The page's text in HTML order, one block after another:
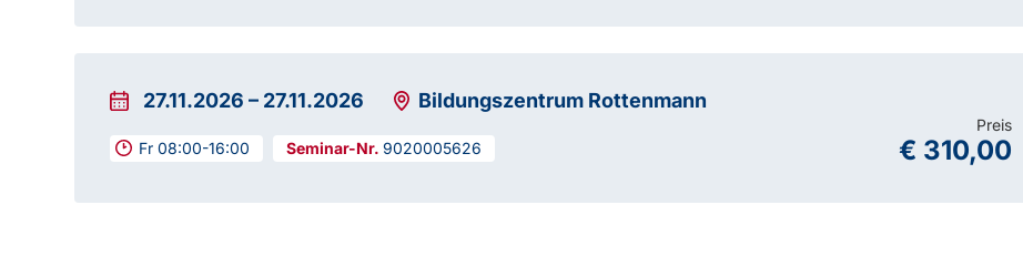
27.11.2026 – 27.11.2026 Bildungszentrum Rottenmann
Fr 08:00-16:00 9020005626
Preis
€ 310,00